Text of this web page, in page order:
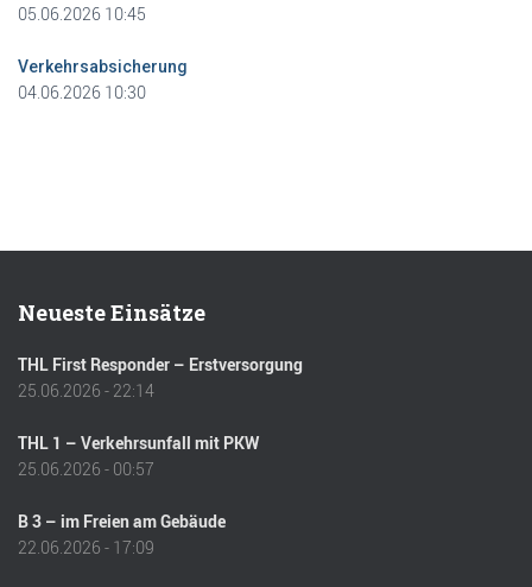
05.06.2026 10:45
Verkehrsabsicherung
04.06.2026 10:30
Neueste Einsätze
THL First Responder – Erstversorgung
25.06.2026 - 22:14
THL 1 – Verkehrsunfall mit PKW
25.06.2026 - 00:57
B 3 – im Freien am Gebäude
22.06.2026 - 17:09